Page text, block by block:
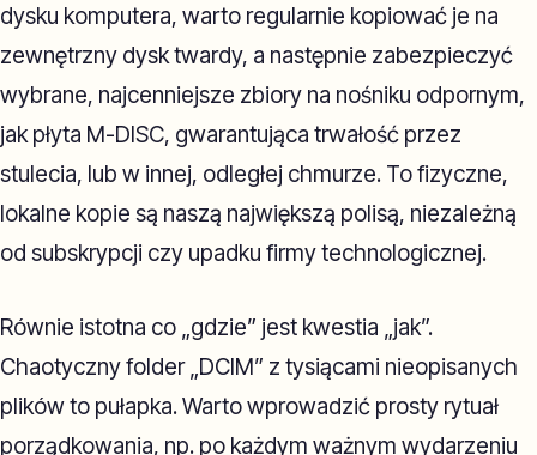
dysku komputera, warto regularnie kopiować je na
zewnętrzny dysk twardy, a następnie zabezpieczyć
wybrane, najcenniejsze zbiory na nośniku odpornym,
jak płyta M-DISC, gwarantująca trwałość przez
stulecia, lub w innej, odległej chmurze. To fizyczne,
lokalne kopie są naszą największą polisą, niezależną
od subskrypcji czy upadku firmy technologicznej.
Równie istotna co „gdzie” jest kwestia „jak”.
Chaotyczny folder „DCIM” z tysiącami nieopisanych
plików to pułapka. Warto wprowadzić prosty rytuał
porządkowania, np. po każdym ważnym wydarzeniu